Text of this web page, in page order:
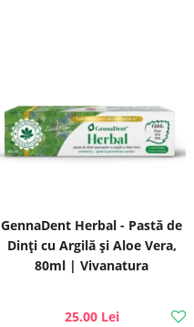
GennaDent Herbal - Pastă de
Dinți cu Argilă și Aloe Vera,
80ml | Vivanatura
25.00 Lei